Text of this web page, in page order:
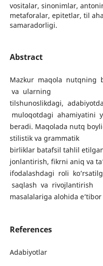
vositalar, sinonimlar,
metaforalar, epitetlar, til
samaradorligi.
Abstract
Mazkur maqola nutqning
va ularning
tilshunoslikdagi,
muloqotdagi ahamiyatini
beradi. Maqolada nutq
stilistik va grammatik
birliklar batafsil tahlil
jonlantirish, fikrni aniq va
ifodalashdagi roli
saqlash va rivojlantirish
masalalariga alohida
References
Adabiyotlar